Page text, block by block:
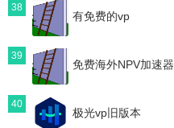
38
有免费的vp
39
免费海外NPV加速器
40
极光vp旧版本